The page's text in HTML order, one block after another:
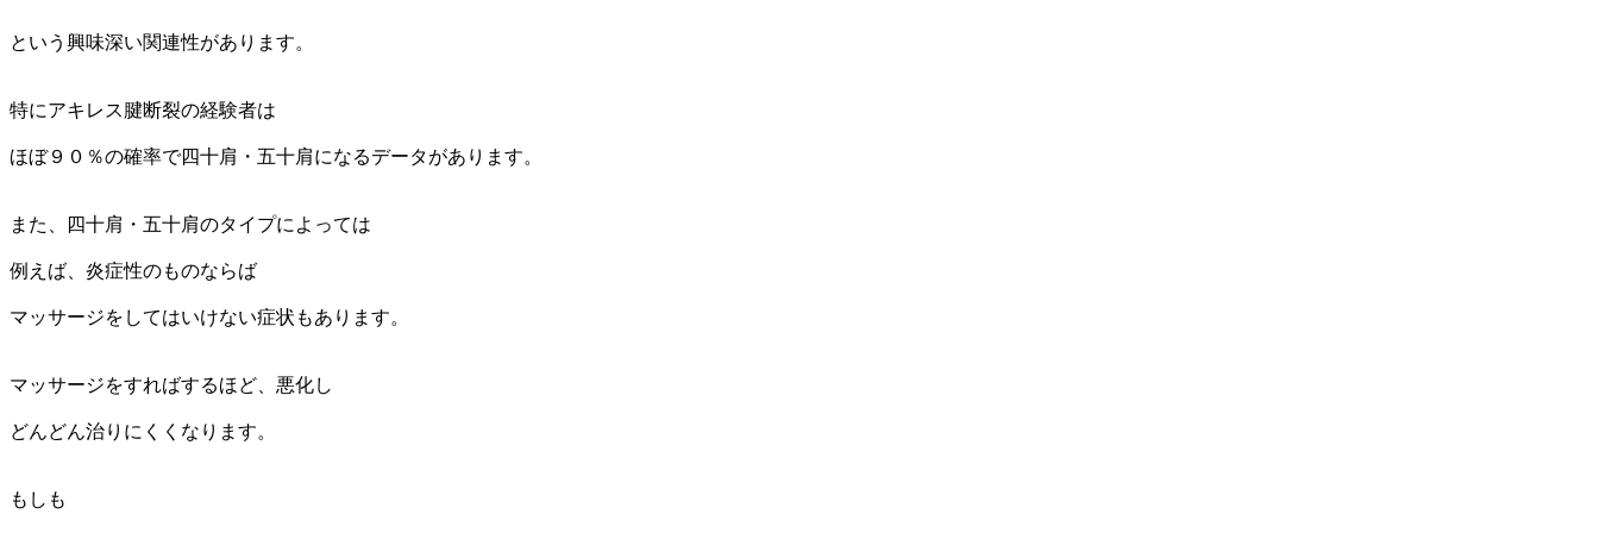
という興味深い関連性があります。
特にアキレス腱断裂の経験者は
ほぼ９０％の確率で四十肩・五十肩になるデータがあります。
また、四十肩・五十肩のタイプによっては
例えば、炎症性のものならば
マッサージをしてはいけない症状もあります。
マッサージをすればするほど、悪化し
どんどん治りにくくなります。
もしも